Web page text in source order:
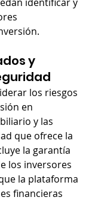
y
los riesgos
en
y las
que ofrece la
la garantía
los inversores
la plataforma
financieras